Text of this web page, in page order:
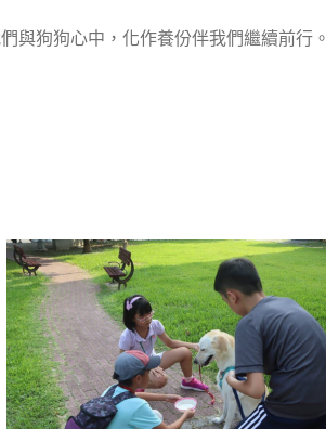
與狗狗心中，化作養份伴我們繼續前行。